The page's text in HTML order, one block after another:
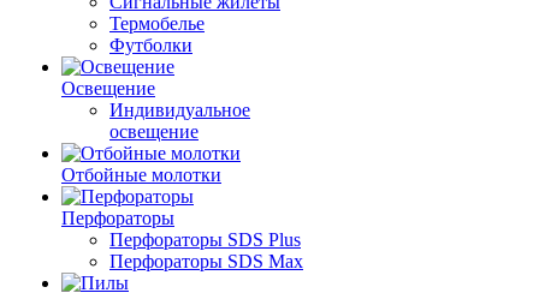
Термобелье
Футболки
Освещение
Индивидуальное
освещение
Отбойные молотки
Перфораторы
Перфораторы SDS Plus
Перфораторы SDS Max